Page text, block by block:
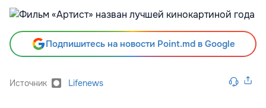
Подпишитесь на новости Point.md в Google
Источник Lifenews